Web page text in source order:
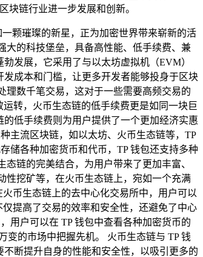
块链行业进一步发展和创新。
一颗璀璨的新星，正为加密世界带来崭新的活
大的科技堡垒，具备高性能、低手续费、兼
发展，它采用了与以太坊虚拟机（EVM）
成本和门槛，让更多开发者能够投身于区块
理数千笔交易，这对于一些需要高频交易的
转，火币生态链的低手续费更是如同一块巨
低手续费则为用户提供了一个更加经济实惠
主流区块链，如以太坊、火币生态链等，TP
储各种加密货币和代币，TP 钱包还支持多种
链的完美结合，为用户带来了更加丰富、
性挖矿等，在火币生态链上，宛如一个充满
币生态链上的去中心化交易所中，用户可以
提高了交易的效率和安全性，还避免了中心
用户可以在 TP 钱包中查看各种加密货币的
的市场中把握先机。 火币生态链与 TP 钱
断提升自身的性能和安全性，以吸引更多的